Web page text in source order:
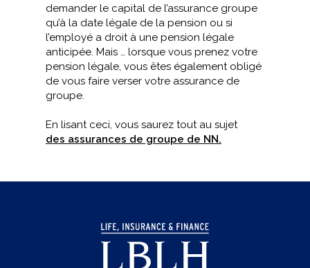
demander le capital de l’assurance groupe
qu’à la date légale de la pension ou si
l’employé a droit à une pension légale
anticipée. Mais … lorsque vous prenez votre
pension légale, vous êtes également obligé
de vous faire verser votre assurance de
groupe.
En lisant ceci, vous saurez tout au sujet
des assurances de groupe de NN.